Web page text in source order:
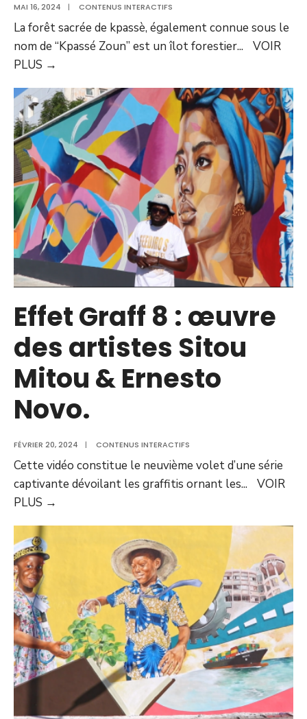
MAI 16, 2024 | CONTENUS INTERACTIFS
La forêt sacrée de kpassè, également connue sous le
nom de “Kpassé Zoun” est un îlot forestier...
VOIR
PLUS →
Effet Graff 8 : œuvre
des artistes Sitou
Mitou & Ernesto
Novo.
FÉVRIER 20, 2024 | CONTENUS INTERACTIFS
Cette vidéo constitue le neuvième volet d’une série
captivante dévoilant les graffitis ornant les...
VOIR
PLUS →